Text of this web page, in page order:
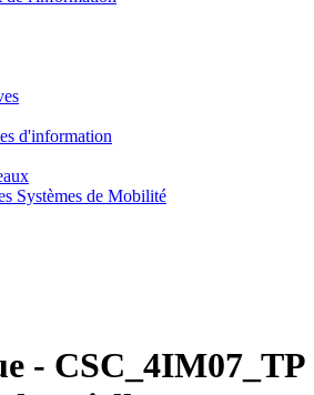
d'information
Systèmes de Mobilité
- CSC_4IM07_TP